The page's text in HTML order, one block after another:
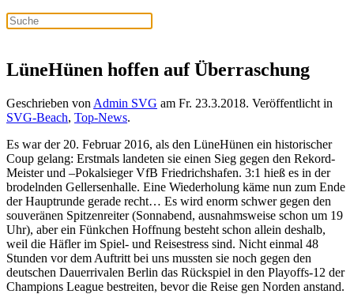
LüneHünen hoffen auf Überraschung
Geschrieben von Admin SVG am Fr. 23.3.2018. Veröffentlicht in
SVG-Beach, Top-News.
Es war der 20. Februar 2016, als den LüneHünen ein historischer
Coup gelang: Erstmals landeten sie einen Sieg gegen den Rekord-
Meister und –Pokalsieger VfB Friedrichshafen. 3:1 hieß es in der
brodelnden Gellersenhalle. Eine Wiederholung käme nun zum Ende
der Hauptrunde gerade recht… Es wird enorm schwer gegen den
souveränen Spitzenreiter (Sonnabend, ausnahmsweise schon um 19
Uhr), aber ein Fünkchen Hoffnung besteht schon allein deshalb,
weil die Häfler im Spiel- und Reisestress sind. Nicht einmal 48
Stunden vor dem Auftritt bei uns mussten sie noch gegen den
deutschen Dauerrivalen Berlin das Rückspiel in den Playoffs-12 der
Champions League bestreiten, bevor die Reise gen Norden anstand.